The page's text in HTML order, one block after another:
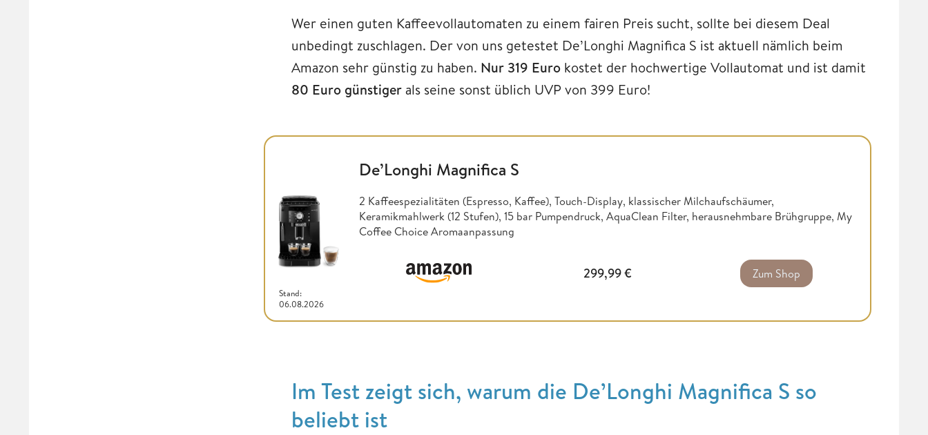
Wer einen guten Kaffeevollautomaten zu einem fairen Preis sucht, sollte bei diesem Deal
unbedingt zuschlagen. Der von uns getestet De’Longhi Magnifica S ist aktuell nämlich beim
Amazon sehr günstig zu haben. Nur 319 Euro kostet der hochwertige Vollautomat und ist damit
80 Euro günstiger als seine sonst üblich UVP von 399 Euro!
Stand:
06.08.2026
De’Longhi Magnifica S
2 Kaffeespezialitäten (Espresso, Kaffee), Touch-Display, klassischer Milchaufschäumer,
Keramikmahlwerk (12 Stufen), 15 bar Pumpendruck, AquaClean Filter, herausnehmbare Brühgruppe, My
Coffee Choice Aromaanpassung
299,99€ Zum Shop
Im Test zeigt sich, warum die De’Longhi Magnifica S so
beliebt ist